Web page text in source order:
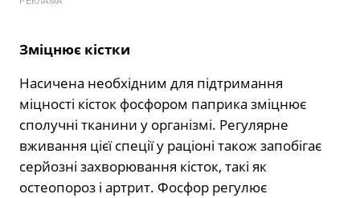
Зміцнює кістки
Насичена необхідним для підтримання
міцності кісток фосфором паприка зміцнює
сполучні тканини у організмі. Регулярне
вживання цієї спеції у раціоні також запобігає
серйозні захворювання кісток, такі як
остеопороз і артрит. Фосфор регулює